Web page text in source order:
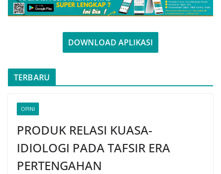
DOWNLOAD APLIKASI
TERBARU
OPINI
PRODUK RELASI KUASA-
IDIOLOGI PADA TAFSIR ERA
PERTENGAHAN